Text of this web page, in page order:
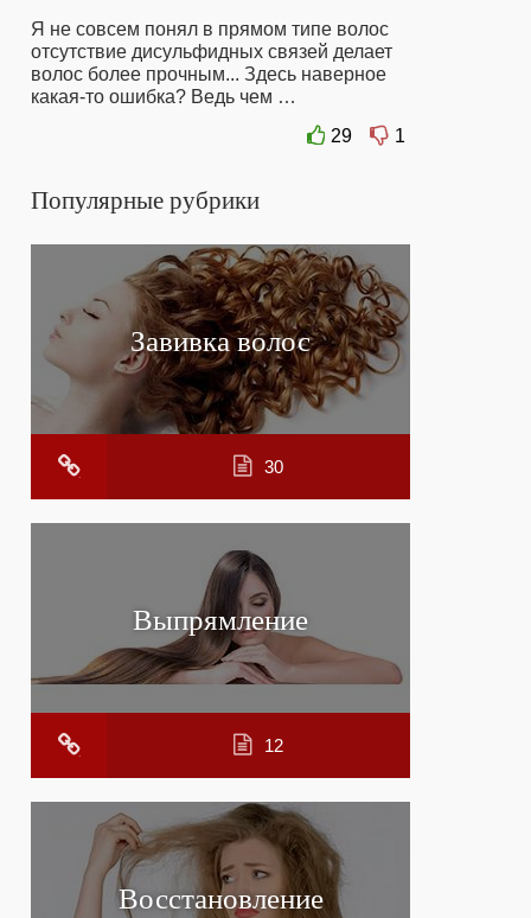
Я не совсем понял в прямом типе волос
отсутствие дисульфидных связей делает
волос более прочным... Здесь наверное
какая-то ошибка? Ведь чем …
29
1
Популярные рубрики
Завивка волос
30
Выпрямление
12
Восстановление